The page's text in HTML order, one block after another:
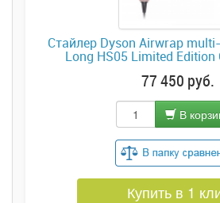
Стайлер Dyson Airwrap
Long HS05 Limited Edition
77 450 руб.
В
Купить в 1